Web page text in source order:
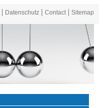
Datenschutz Contact Sitemap